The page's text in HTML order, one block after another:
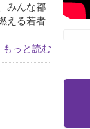
みんな都
える若者
もっと読む